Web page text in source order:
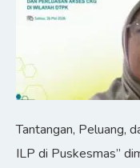
Tantangan, Peluang,
ILP di Puskesmas”